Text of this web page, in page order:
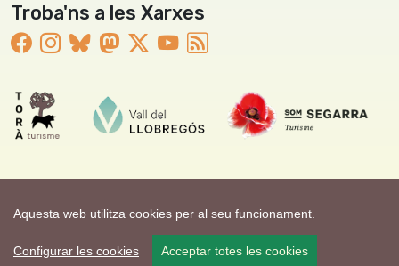
Aquesta web utilitza cookies per al seu funcionament.
Configurar les cookies Acceptar totes les cookies
Troba'ns a les Xarxes